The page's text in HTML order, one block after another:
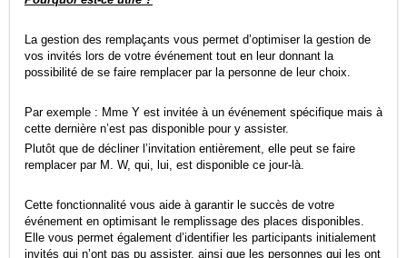
La gestion du remplacement vous permet
La gestion des remplaçants vous permet d’optimiser la gestion de
vos invités lors de votre événement tout en leur donnant la
possibilité de se faire remplacer par la personne de leur choix.
Par exemple : Mme Y est invitée à un événement spécifique mais à
cette dernière n’est pas disponible pour y assister.
Plutôt que de décliner l’invitation entièrement, elle peut se faire
remplacer par M. W, qui, lui, est disponible ce jour‑là.
Cette fonctionnalité vous aide à garantir le succès de votre
événement en optimisant le remplissage des places disponibles.
Elle vous permet également d’identifier les participants initialement
invités qui n’ont pas pu assister, ainsi que les personnes qui les ont